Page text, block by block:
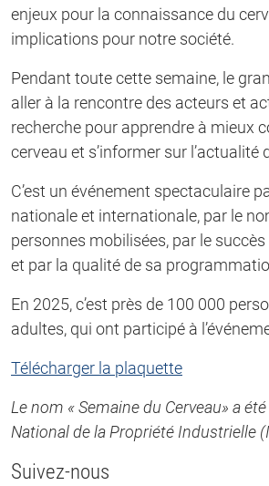
enjeux pour la connaissance du
implications pour notre société.
Pendant toute cette semaine, le
aller à la rencontre des acteurs et
recherche pour apprendre à mieux
cerveau et s’informer sur l’actualité
C’est un événement spectaculaire
nationale et internationale, par le
personnes mobilisées, par le
et par la qualité de sa
En 2025, c’est près de 100 000
adultes, qui ont participé à
Télécharger la plaquette
Le nom « Semaine du Cerveau» a
National de la Propriété Industrielle
Suivez-nous